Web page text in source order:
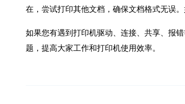
在，尝试打印其他文档，确保文档格式无误
如果您有遇到打印机驱动、连接、共享、报
题，提高大家工作和打印机使用效率。